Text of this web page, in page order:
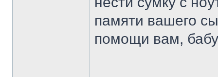
памяти вашего
помощи вам,